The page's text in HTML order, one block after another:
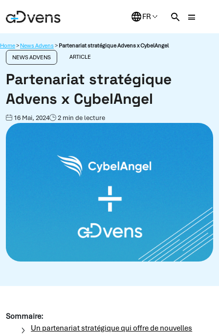
au
Home> News Advens> Partenariat stratégique Advens x CybelAngel
NEWS ADVENS
ARTICLE
Partenariat stratégique
Advens x CybelAngel
16 Mai, 2024 2 min de lecture
Sommaire:
Un partenariat stratégique qui offre de nouvelles